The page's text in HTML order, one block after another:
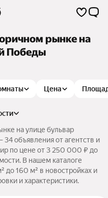
рынке на
Победы
Цена
на улице бульвар
объявления от агентств и
по цене от 3 250 000 ₽ до
В нашем каталоге
до 160 м² в новостройках и
и характеристики.